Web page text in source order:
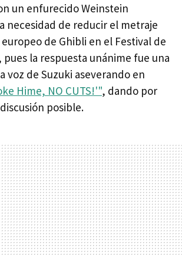
un enfurecido Weinstein
necesidad de reducir el metraje
de Ghibli en el Festival de
pues la respuesta unánime fue una
voz de Suzuki aseverando en
Hime, NO CUTS!'", dando por
posible.